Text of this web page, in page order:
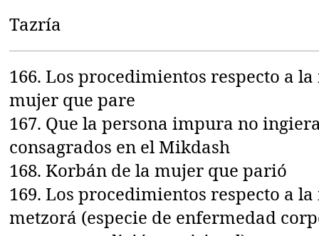
Tazría
166. Los procedimientos respecto a
mujer que pare
167. Que la persona impura no
consagrados en el Mikdash
168. Korbán de la mujer que parió
169. Los procedimientos respecto a
metzorá (especie de enfermedad